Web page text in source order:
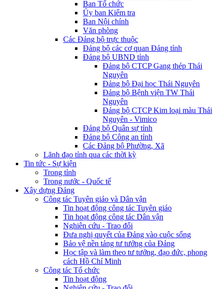
Ban Tổ chức
Ủy ban Kiểm tra
Ban Nội chính
Văn phòng
Các Đảng bộ trực thuộc
Đảng bộ các cơ quan Đảng tỉnh
Đảng bộ UBND tỉnh
Đảng bộ CTCP Gang thép Thái
Nguyên
Đảng bộ Đại học Thái Nguyên
Đảng bộ Bệnh viện TW Thái
Nguyên
Đảng bộ CTCP Kim loại màu Thái
Nguyên - Vimico
Đảng bộ Quân sự tỉnh
Đảng bộ Công an tỉnh
Các Đảng bộ Phường, Xã
Lãnh đạo tỉnh qua các thời kỳ
Tin tức - Sự kiện
Trong tỉnh
Trong nước - Quốc tế
Xây dựng Đảng
Công tác Tuyên giáo và Dân vận
Tin hoạt động công tác Tuyên giáo
Tin hoạt động công tác Dân vận
Nghiên cứu - Trao đổi
Đưa nghị quyết của Đảng vào cuộc sống
Bảo vệ nền tảng tư tưởng của Đảng
Học tập và làm theo tư tưởng, đạo đức, phong
cách Hồ Chí Minh
Công tác Tổ chức
Tin hoạt động